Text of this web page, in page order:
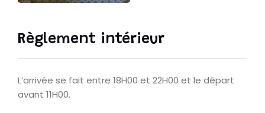
Règlement intérieur
L’arrivée se fait entre 18H00 et 22H00 et le départ
avant 11H00.